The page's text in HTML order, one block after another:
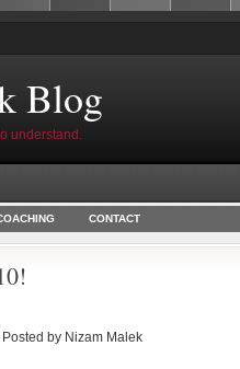
Blog
understand.
CONTACT
by Nizam Malek